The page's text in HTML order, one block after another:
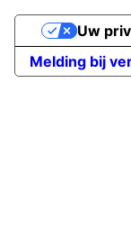
Melding bij
Uw